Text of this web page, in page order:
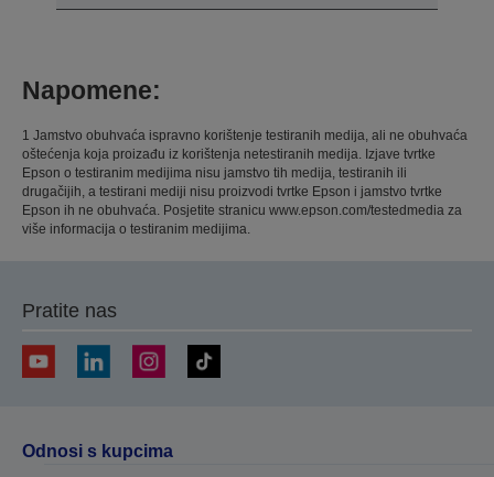
Napomene:
1 Jamstvo obuhvaća ispravno korištenje testiranih medija, ali ne obuhvaća
oštećenja koja proizađu iz korištenja netestiranih medija. Izjave tvrtke
Epson o testiranim medijima nisu jamstvo tih medija, testiranih ili
drugačijih, a testirani mediji nisu proizvodi tvrtke Epson i jamstvo tvrtke
Epson ih ne obuhvaća. Posjetite stranicu www.epson.com/testedmedia za
više informacija o testiranim medijima.
Pratite nas
Odnosi s kupcima